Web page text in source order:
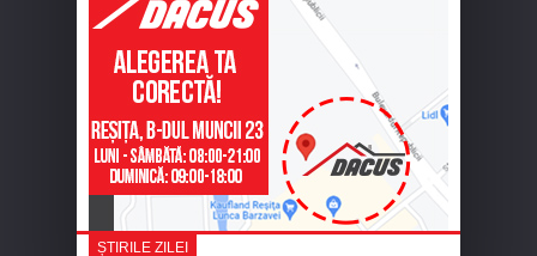
ȘTIRILE ZILEI